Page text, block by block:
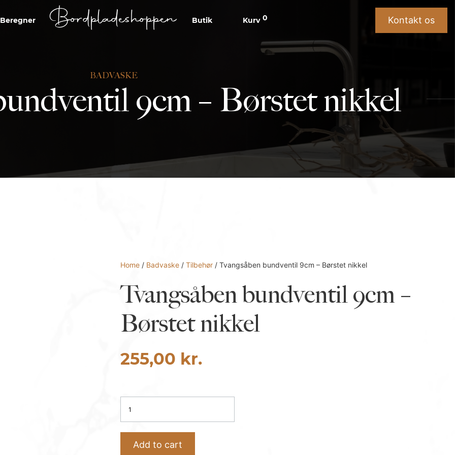
Beregner Bordpladeshoppen Butik Kurv 0 Kontakt os
BADVASKE
9cm – Børstet nikkel
Home / Badvaske / Tilbehør / Tvangsåben bundventil 9cm – Børstet nikkel
Tvangsåben bundventil 9cm –
Børstet nikkel
255,00 kr.
bundventil
BørstetAdd to cart